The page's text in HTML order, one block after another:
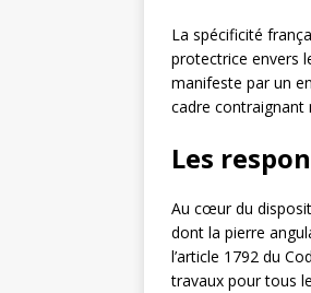
La spécificité
protectrice envers
manifeste par un
cadre contraignant
Les
Au cœur du
dont la pierre
l’article 1792 du
travaux pour tous